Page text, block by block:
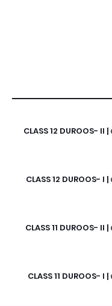
CLASS 12
CLASS 12
CLASS 11
CLASS 11